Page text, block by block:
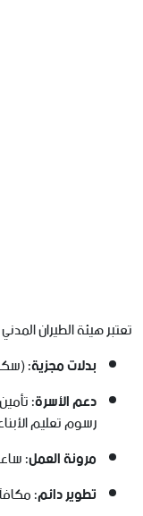
تعتبر هيئة الطيران
بدلات مجزية:
دعم الأسرة:
رسوم تعليم
مرونة العمل:
تطوير دائم: